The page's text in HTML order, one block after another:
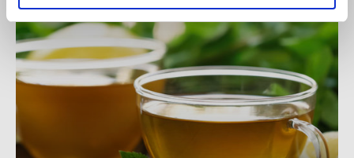
Segafredo
Swisso Kaffee